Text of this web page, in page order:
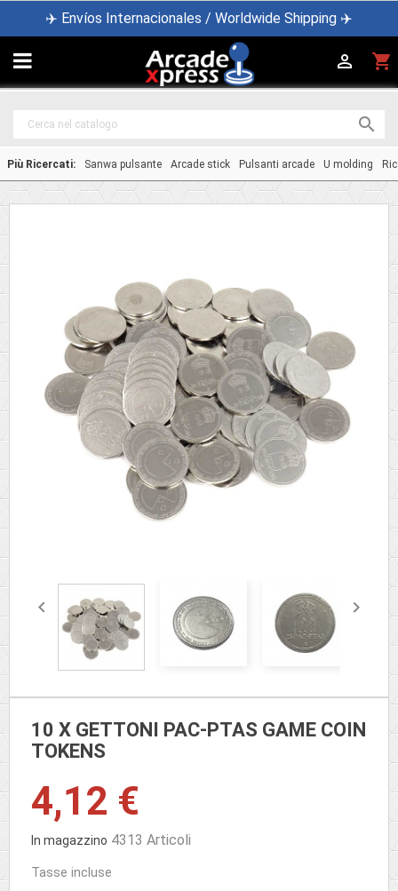
✈️ Envíos Internacionales / Worldwide Shipping ✈️
 shopping_cart


Più Ricercati: Sanwa pulsante Arcade stick Pulsanti arcade U molding
 
10 X GETTONI PAC-PTAS GAME COIN
TOKENS
4,12 €
In magazzino 4313 Articoli
Tasse incluse